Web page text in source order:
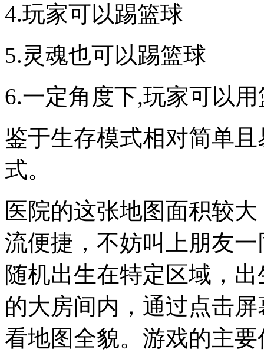
4.玩家可以踢篮球
5.灵魂也可以踢篮球
6.一定角度下,玩家可以
鉴于生存模式相对简单
式。
医院的这张地图面积较
流便捷，不妨叫上朋友
随机出生在特定区域，
的大房间内，通过点击
看地图全貌。游戏的主